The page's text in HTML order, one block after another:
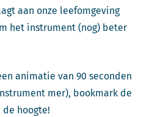
aan onze leefomgeving
het instrument (nog) beter
animatie van 90 seconden
mer), bookmark de
hoogte!